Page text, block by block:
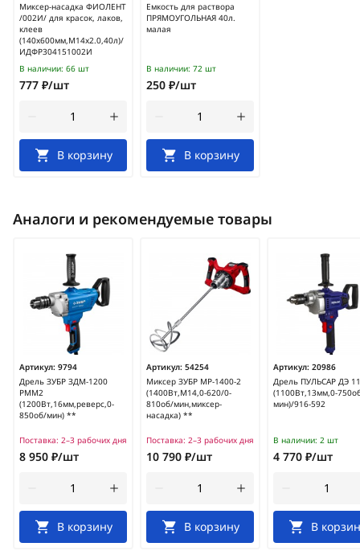
Миксер-насадка ФИОЛЕНТ
/002И/ для красок, лаков,
клеев
(140х600мм,М14х2.0,40л)/
ИДФР304151002И
В наличии: 66 шт
777 ₽/шт
В корзину
Емкость для раствора
ПРЯМОУГОЛЬНАЯ 40л.
малая
В наличии: 72 шт
250 ₽/шт
В корзину
Аналоги и рекомендуемые товары
Артикул: 9794
Дрель ЗУБР ЗДМ-1200
РММ2
(1200Вт,16мм,реверс,0-
850об/мин) **
Поставка: 2–3 рабочих дня
8 950 ₽/шт
В корзину
Артикул: 54254
Миксер ЗУБР МР-1400-2
(1400Вт,М14,0-620/0-
810об/мин,миксер-
насадка) **
Поставка: 2–3 рабочих дня
10 790 ₽/шт
В корзину
Артикул: 20986
Дрель ПУЛЬСАР ДЭ
(1100Вт,13мм,0-
мин)/916-592
В наличии: 2 шт
4 770 ₽/шт
В